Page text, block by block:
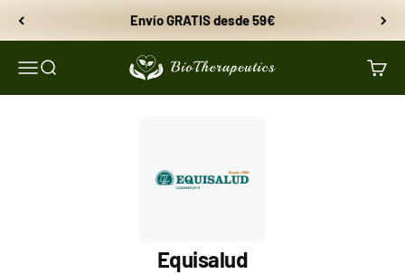
Ir al contenido Envío GRATIS desde 59€
MenúBuscar BioTherapeutics
Equisalud